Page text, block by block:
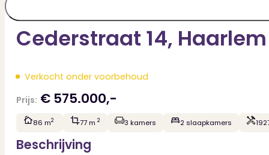
Cederstraat 14, Haarlem
Verkocht onder voorbehoud
Prijs: € 575.000,-
86 m2 77 m2 3 kamers 2 slaapkamers
Beschrijving